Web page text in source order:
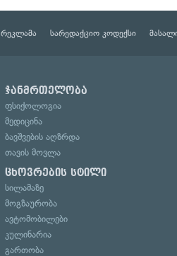
რეკლამა სარედაქციო კოდექსი
ჯანმრთელობა
ფსიქოლოგია
მედიცინა
ბავშვების აღზრდა
თავის მოვლა
ცხოვრების სტილი
სილამაზე
მოგზაურობა
ავტომობილები
კულინარია
გართობა